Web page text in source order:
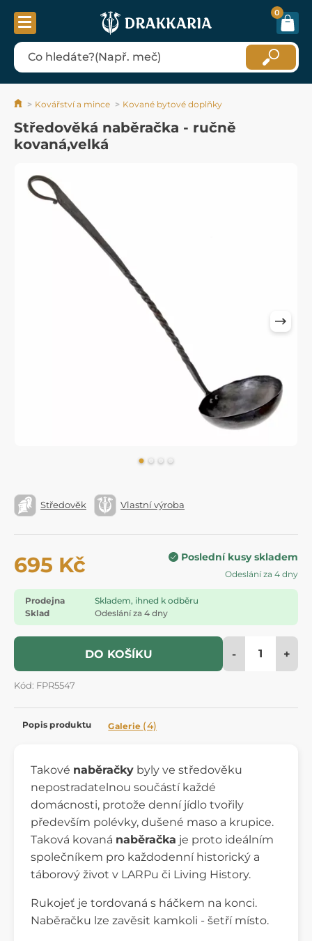
0
Kovářství a mince Kované bytové doplňky
Středověká naběračka - ručně
kovaná,velká
Středověk Vlastní výroba
695 Kč Poslední kusy skladem
Odeslání za 4 dny
Prodejna
Skladem, ihned k odběru
Sklad
Odeslání za 4 dny
DO KOŠÍKU - +
Kód: FPR5547
Popis produktu Galerie (4)
Takové naběračky byly ve středověku
nepostradatelnou součástí každé
domácnosti, protože denní jídlo tvořily
především polévky, dušené maso a krupice.
Taková kovaná naběračka je proto ideálním
společníkem pro každodenní historický a
táborový život v LARPu či Living History.
Rukojeť je tordovaná s háčkem na konci.
Naběračku lze zavěsit kamkoli - šetří místo.